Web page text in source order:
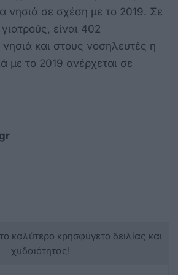
νησιά σε σχέση με το 2019. Σε
είναι 402
νησιά και στους νοσηλευτές η
με το 2019 ανέρχεται σε
καλύτερο κρησφύγετο δειλίας και
χυδαιότητας!